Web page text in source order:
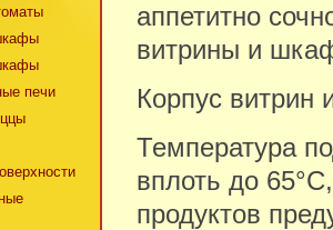
аппетитно
витрины и
Корпус витрин
Температура
вплоть до
продуктов
печи